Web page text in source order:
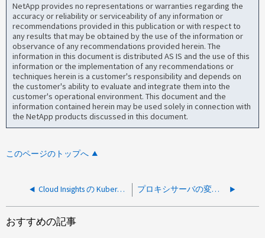
NetApp provides no representations or warranties regarding the
accuracy or reliability or serviceability of any information or
recommendations provided in this publication or with respect to
any results that may be obtained by the use of the information or
observance of any recommendations provided herein. The
information in this document is distributed AS IS and the use of this
information or the implementation of any recommendations or
techniques herein is a customer's responsibility and depends on
the customer's ability to evaluate and integrate them into the
customer's operational environment. This document and the
information contained herein may be used solely in connection with
the NetApp products discussed in this document.
このページのトップへ
Cloud Insights の Kubernetes クラスターとコレクターの両方で、構成済みの Kubernetes クラスターが表示されません プロキシサーバの変更後に、Cloud Secure /ワークロードセキュリティエージェントデーモンサービスを開始できません
おすすめの記事